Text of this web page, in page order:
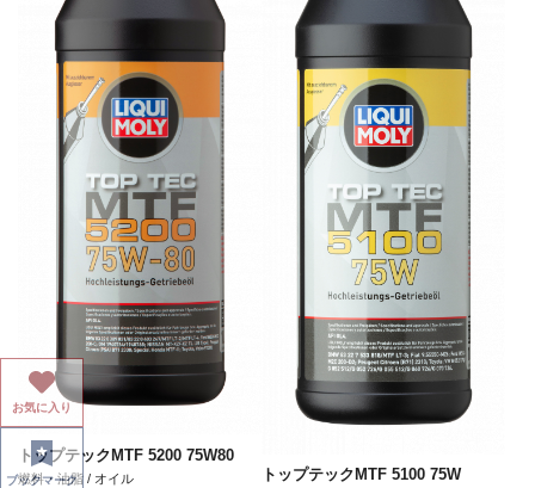
トップテックMTF 5200 75W80
燃料・油脂 / オイル トップテックMTF 5100 75W
お気に入り
ブックマーク